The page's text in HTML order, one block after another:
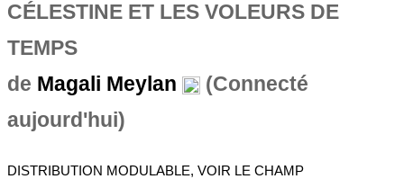
CÉLESTINE ET LES VOLEURS DE
TEMPS
de Magali Meylan
(Connecté
aujourd'hui)
DISTRIBUTION MODULABLE, VOIR LE CHAMP